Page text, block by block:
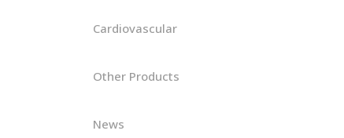
Cardiovascular
Other Products
News